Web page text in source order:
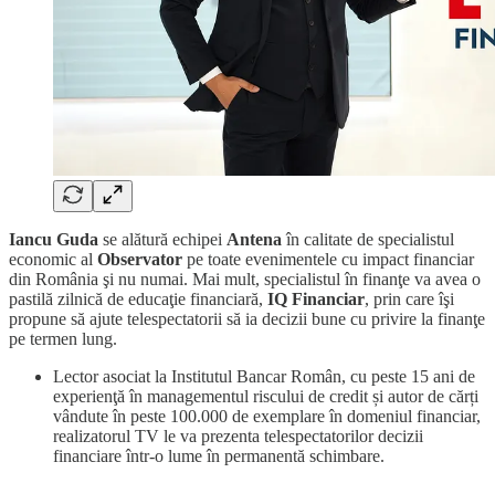
Iancu Guda se alătură echipei Antena în calitate de specialistul
economic al Observator pe toate evenimentele cu impact financiar
din România şi nu numai. Mai mult, specialistul în finanţe va avea o
pastilă zilnică de educaţie financiară, IQ Financiar, prin care îşi
propune să ajute telespectatorii să ia decizii bune cu privire la finanţe
pe termen lung.
Lector asociat la Institutul Bancar Român, cu peste 15 ani de
experienţă în managementul riscului de credit și autor de cărți
vândute în peste 100.000 de exemplare în domeniul financiar,
realizatorul TV le va prezenta telespectatorilor decizii
financiare într-o lume în permanentă schimbare.